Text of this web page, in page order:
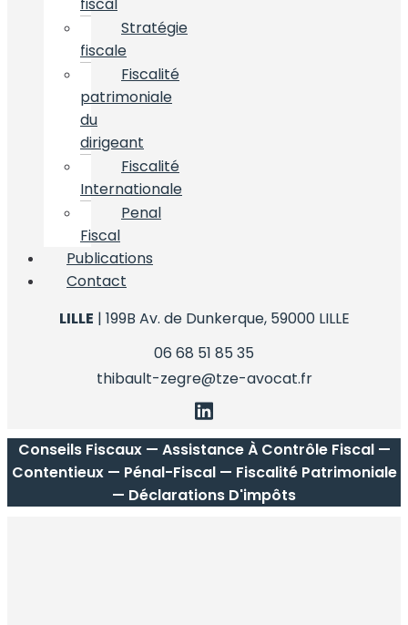
Stratégie
fiscale
Fiscalité
patrimoniale
du
dirigeant
Fiscalité
Internationale
Penal
Fiscal
Publications
Contact
LILLE | 199B Av. de Dunkerque, 59000 LILLE
06 68 51 85 35
thibault-zegre@tze-avocat.fr
Conseils Fiscaux — Assistance À Contrôle Fiscal —
Contentieux — Pénal-Fiscal — Fiscalité Patrimoniale
— Déclarations D'impôts